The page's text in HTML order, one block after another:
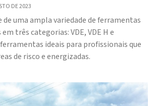
DE 2023
de uma ampla variedade de ferramentas
três categorias: VDE, VDE H e
ferramentas ideais para profissionais que
de risco e energizadas.